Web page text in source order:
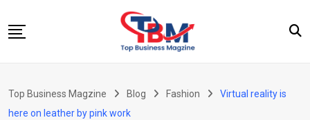
to
Business
Top Business Magzine Blog Fashion
Virtual reality is
here on leather by pink work